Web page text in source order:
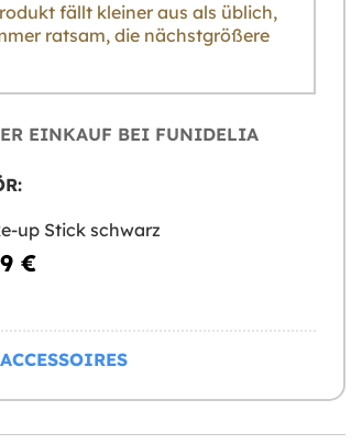
ratsam, die nächstgrößere
EINKAUF BEI FUNIDELIA
up Stick schwarz
€
ACCESSOIRES